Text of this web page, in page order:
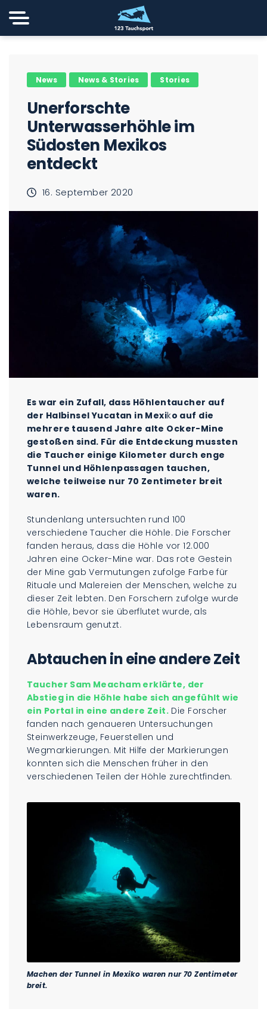
News News & Stories Stories
Unerforschte
Unterwasserhöhle im
Südosten Mexikos
entdeckt
16. September 2020
Es war ein Zufall, dass Höhlentaucher auf
der Halbinsel Yucatan in Mexiko auf die
mehrere tausend Jahre alte Ocker-Mine
gestoßen sind. Für die Entdeckung mussten
die Taucher einige Kilometer durch enge
Tunnel und Höhlenpassagen tauchen,
welche teilweise nur 70 Zentimeter breit
waren.
Stundenlang untersuchten rund 100
verschiedene Taucher die Höhle. Die Forscher
fanden heraus, dass die Höhle vor 12.000
Jahren eine Ocker-Mine war. Das rote Gestein
der Mine gab Vermutungen zufolge Farbe für
Rituale und Malereien der Menschen, welche zu
dieser Zeit lebten. Den Forschern zufolge wurde
die Höhle, bevor sie überflutet wurde, als
Lebensraum genutzt.
Abtauchen in eine andere Zeit
Taucher Sam Meacham erklärte, der
Abstieg in die Höhle habe sich angefühlt wie
ein Portal in eine andere Zeit. Die Forscher
fanden nach genaueren Untersuchungen
Steinwerkzeuge, Feuerstellen und
Wegmarkierungen. Mit Hilfe der Markierungen
konnten sich die Menschen früher in den
verschiedenen Teilen der Höhle zurechtfinden.
Machen der Tunnel in Mexiko waren nur 70 Zentimeter
breit.